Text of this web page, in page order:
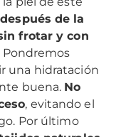
de la
frotar y con
Pondremos
una hidratación
buena. No
, evitando el
Por último